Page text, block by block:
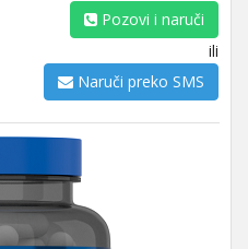
Pozovi i naruči
ili
Naruči preko SMS